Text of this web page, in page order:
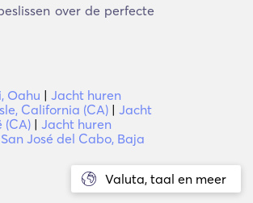
Valuta, taal en meer
over de perfecte
Oahu | Jacht huren
California (CA) | Jacht
(CA) | Jacht huren
José del Cabo, Baja